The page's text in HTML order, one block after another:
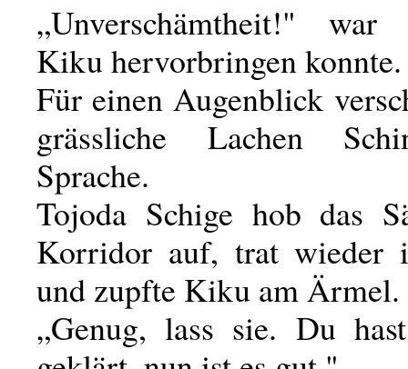
„Unverschämtheit!"
Kiku hervorbringen konnte.
Für einen Augenblick
grässliche Lachen
Sprache.
Tojoda Schige hob das
Korridor auf, trat wieder
und zupfte Kiku am Ärmel.
„Genug, lass sie. Du